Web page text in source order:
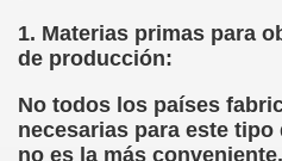
1. Materias primas para
de producción:
No todos los países
necesarias para este tipo
no es la más
(Puri Águila)
las Oposiciones (Elena